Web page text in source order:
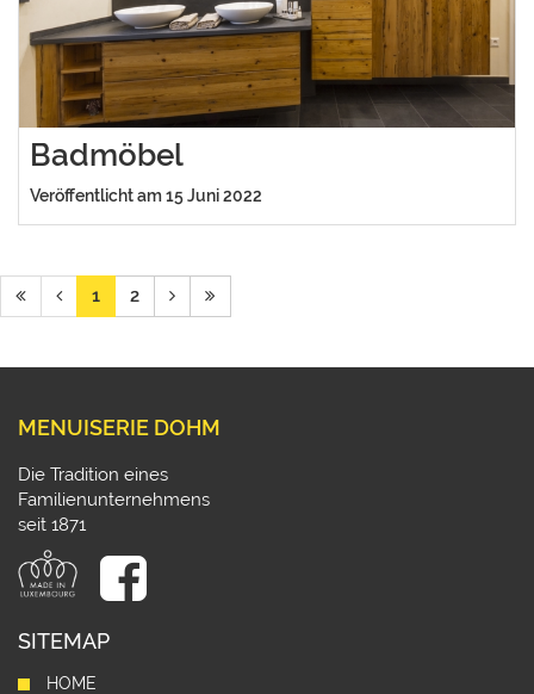
Badmöbel
Veröffentlicht am 15 Juni 2022
1 2
MENUISERIE DOHM
Die Tradition eines
Familienunternehmens
seit 1871
SITEMAP
HOME